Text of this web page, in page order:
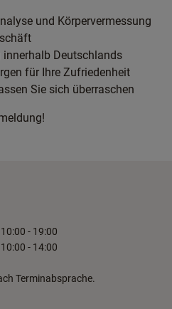
und Körpervermessung
Deutschlands
für Ihre Zufriedenheit
Sie sich überraschen
10:00 - 19:00
10:00 - 14:00
Terminabsprache.